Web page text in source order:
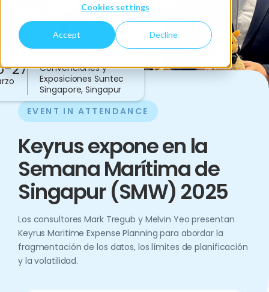
Cookies settings
Accept Decline
27
Convenciones y
Exposiciones Suntec
Singapore, Singapur
EVENT IN ATTENDANCE
Keyrus expone en la
Semana Marítima de
Singapur (SMW) 2025
Los consultores Mark Tregub y Melvin Yeo presentan
Keyrus Maritime Expense Planning para abordar la
fragmentación de los datos, los límites de planificación
y la volatilidad.